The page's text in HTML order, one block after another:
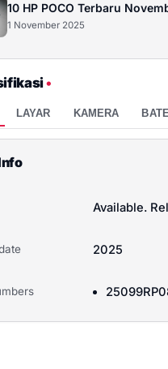
10 HP POCO Terbaru
1 November 2025
•
LAYAR KAMERA
Available.
2025